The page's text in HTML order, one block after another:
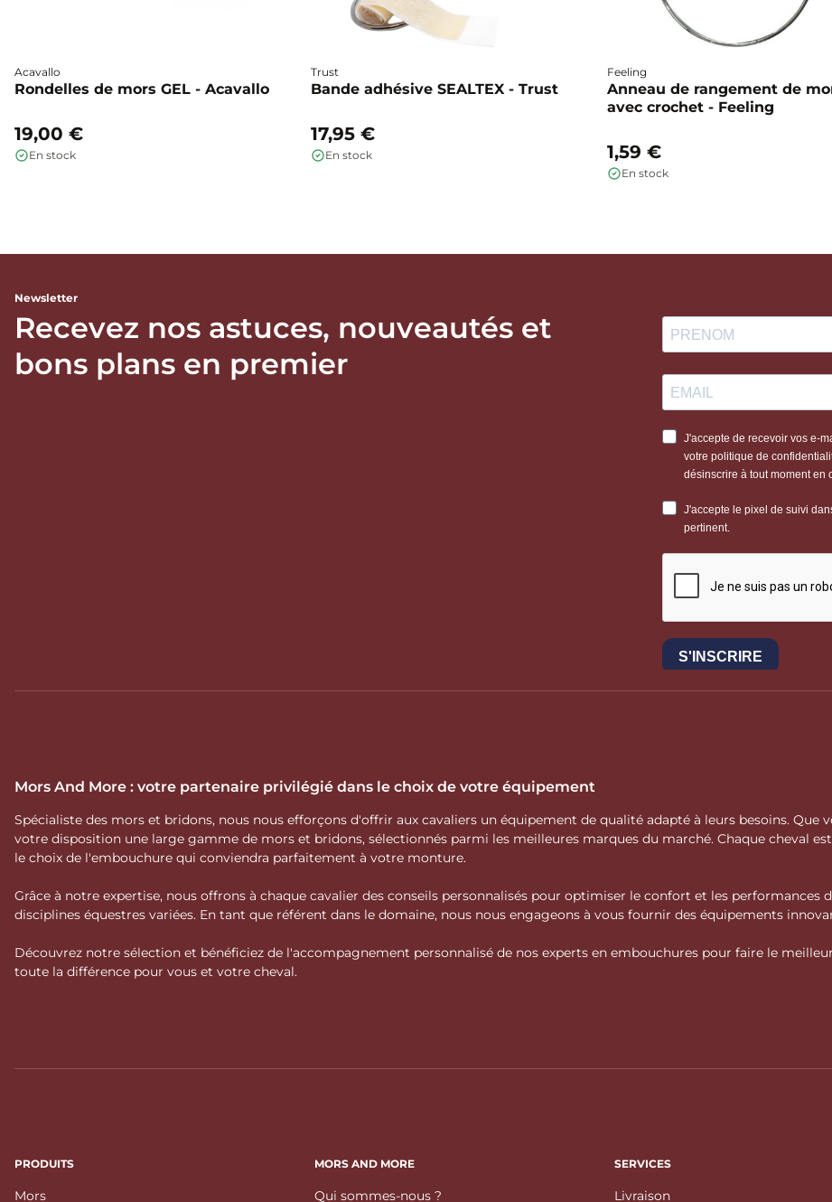
Acavallo
Rondelles de mors GEL - Acavallo
19,00 €
En stock
Trust
Bande adhésive SEALTEX - Trust
17,95 €
En stock
Feeling
Anneau de rangement de
avec crochet - Feeling
1,59 €
En stock
Newsletter
Recevez nos astuces, nouveautés et
bons plans en premier
Mors And More : votre partenaire privilégié dans le choix de votre équipement
Spécialiste des mors et bridons, nous nous efforçons d'offrir aux cavaliers un équipement de qualité adapté à leurs besoins. Que
votre disposition une large gamme de mors et bridons, sélectionnés parmi les meilleures marques du marché. Chaque cheval
le choix de l'embouchure qui conviendra parfaitement à votre monture.
Grâce à notre expertise, nous offrons à chaque cavalier des conseils personnalisés pour optimiser le confort et les performances
disciplines équestres variées. En tant que référent dans le domaine, nous nous engageons à vous fournir des équipements
Découvrez notre sélection et bénéficiez de l'accompagnement personnalisé de nos experts en embouchures pour faire le
toute la différence pour vous et votre cheval.
PRODUITS
Mors
MORS AND MORE
Qui sommes-nous ?
SERVICES
Livraison